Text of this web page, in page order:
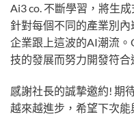
Ai3 co. 不斷學習，將生
針對每個不同的產業別
企業跟上這波的AI潮流
技的發展而努力開發符合
感謝社長的誠摯邀約! 期
越來越進步，希望下次